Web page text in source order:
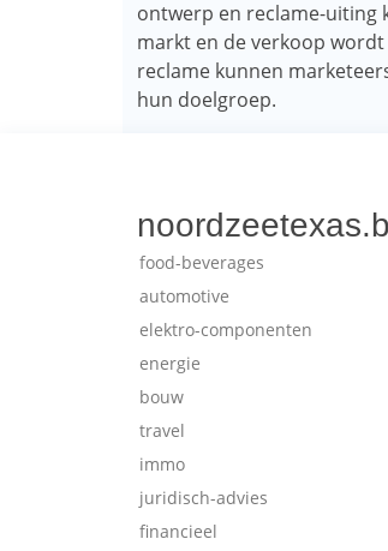
ontwerp en reclame-uiting
markt en de verkoop
reclame kunnen
hun doelgroep.
food-beverages
automotive
elektro-componenten
energie
bouw
travel
immo
juridisch-advies
financieel